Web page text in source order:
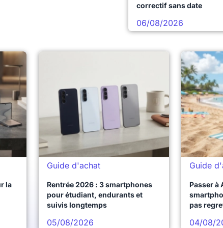
correctif sans date
06/08/2026
la
Guide d'achat
Rentrée 2026 : 3 smartphones
pour étudiant, endurants et
suivis longtemps
05/08/2026
Guide
Passer à
pas
04/08/